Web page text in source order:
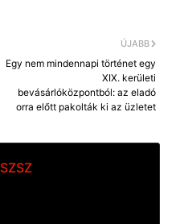
ÚJABB
Egy nem mindennapi történet egy
XIX. kerületi
bevásárlóközpontból: az eladó
orra előtt pakolták ki az üzletet
SZSZ